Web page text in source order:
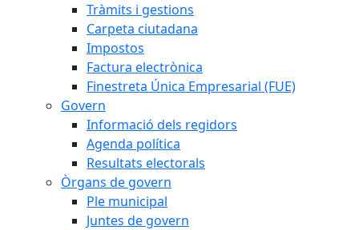
Tràmits i gestions
Carpeta ciutadana
Impostos
Factura electrònica
Finestreta Única Empresarial (FUE)
Govern
Informació dels regidors
Agenda política
Resultats electorals
Òrgans de govern
Ple municipal
Juntes de govern